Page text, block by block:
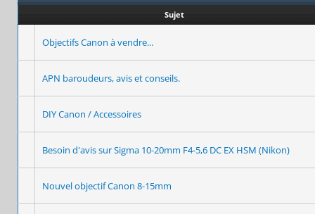
Sujet
Objectifs Canon à vendre...
APN baroudeurs, avis et conseils.
DIY Canon / Accessoires
Besoin d'avis sur Sigma 10-20mm F4-5,6 DC EX HSM (Nikon)
Nouvel objectif Canon 8-15mm